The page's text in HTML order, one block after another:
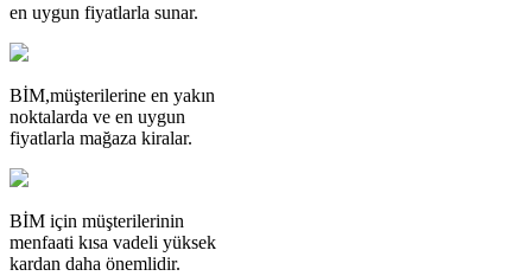
en uygun fiyatlarla sunar.
BİM,müşterilerine en yakın
noktalarda ve en uygun
fiyatlarla mağaza kiralar.
BİM için müşterilerinin
menfaati kısa vadeli yüksek
kardan daha önemlidir.